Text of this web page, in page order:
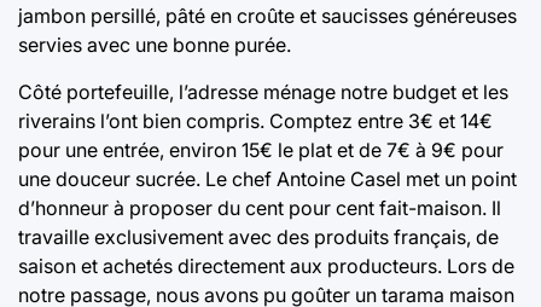
jambon persillé, pâté en croûte et saucisses généreuses
servies avec une bonne purée.
Côté portefeuille, l’adresse ménage notre budget et les
riverains l’ont bien compris. Comptez entre 3€ et 14€
pour une entrée, environ 15€ le plat et de 7€ à 9€ pour
une douceur sucrée. Le chef Antoine Casel met un point
d’honneur à proposer du cent pour cent fait-maison. Il
travaille exclusivement avec des produits français, de
saison et achetés directement aux producteurs. Lors de
notre passage, nous avons pu goûter un tarama maison